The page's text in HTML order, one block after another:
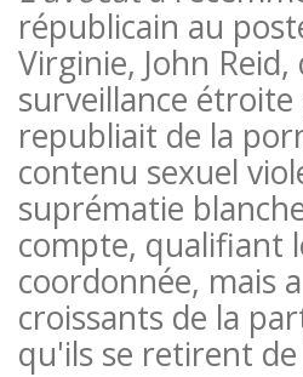
républicain au
Virginie, John
surveillance
republiait de la
contenu sexuel
suprématie
compte, qualifiant
coordonnée, mais
croissants de la
qu'ils se retirent de